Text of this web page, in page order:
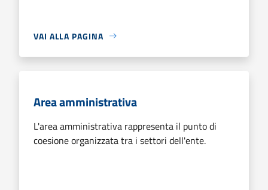
VAI ALLA PAGINA
Area amministrativa
L'area amministrativa rappresenta il punto di
coesione organizzata tra i settori dell'ente.